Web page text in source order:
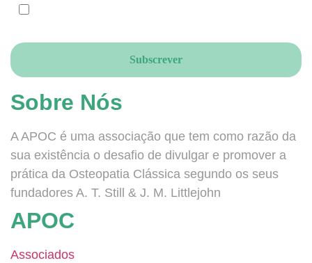
Sobre Nós
A APOC é uma associação que tem como razão da
sua existência o desafio de divulgar e promover a
prática da Osteopatia Clássica segundo os seus
fundadores A. T. Still & J. M. Littlejohn
APOC
Associados